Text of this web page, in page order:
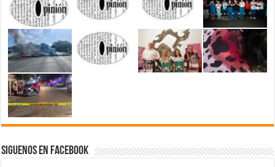
Siguenos en Facebook